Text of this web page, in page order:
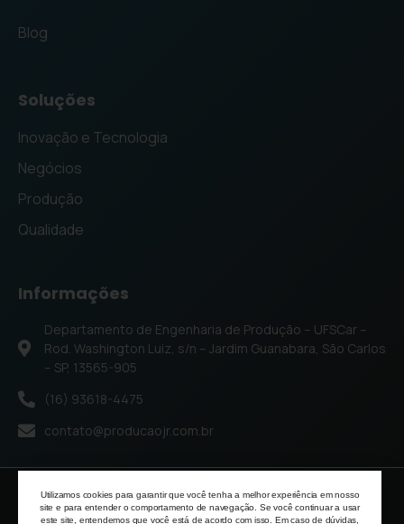
Blog
Soluções
Inovação e Tecnologia
Negócios
Produção
Qualidade
Informações
Departamento de Engenharia de Produção – UFSCar –
Rod. Washington Luiz, s/n – Jardim Guanabara, São Carlos
– SP, 13565-905
(16) 93618-4475
contato@producaojr.com.br
© 2026 | todos os direitos reservados
Utilizamos cookies para garantir que você tenha a melhor experiência em nosso
site e para entender o comportamento de navegação. Se você continuar a usar
este site, entendemos que você está de acordo com isso. Em caso de dúvidas,